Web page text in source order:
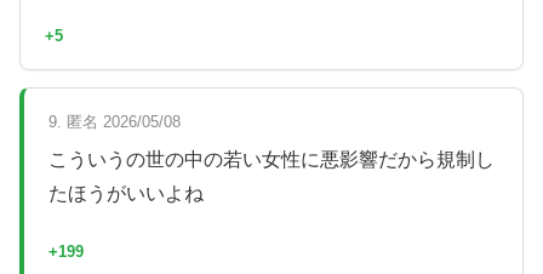
+5
9. 匿名 2026/05/08
こういうの世の中の若い女性に悪影響だから規制し
たほうがいいよね
+199